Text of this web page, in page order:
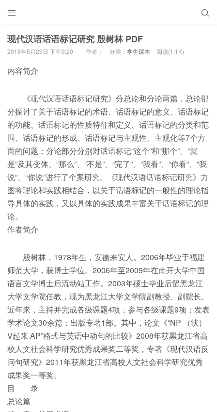
 
现代汉语话语标记研究 殷树林 PDF
2018年5月29日 下午9:20 作者： 分类： 学生课本 阅读(1.1K)
内容简介
《现代汉语话语标记研究》分总论和分论两篇，总论部
分探讨了关于话语标记的术语、话语标记的意义、话语标记
的功能、话语标记的性质特征和定义、话语标记的分类和范
围、话语标记的形成、话语标记与主观性、主观化等7个方
面的问题；分论部分分别对话语标记“这个”和“那个”、“就
是”及其变体、“那么”、“不是”、“完了”、“我看”、“你看”、“我
说”、“你说”进行了个案研究。《现代汉语话语标记研究》力
图将理论和实践相结合，以关于话语标记的一般性的理论指
导具体的实践，又以具体的实践成果丰富关于话语标记的理
论。
作者简介
殷树林，1978年生，安徽来安人。2006年毕业于福建
师范大学，获博士学位。2006年至2009年在南开大学中国
语言文学博士后流动站工作。2003年硕士毕业后留黑龙江
大学文学院任教，现为黑龙江大学文学院副教授、副院长。
近年来，主持并完成各级课题4项，参与各级课题9项；发表
学术论文30余篇；出版专著1部。其中，论文《“NP （状）
V起来 AP”格式与英语中动句的比较》2008年获黑龙江省高
校人文社会科学研究优秀成果奖二等奖，专著《现代汉语反
问句研究》2011年获黑龙江省高校人文社会科学研究优秀
成果奖一等奖。
目 录
总论篇